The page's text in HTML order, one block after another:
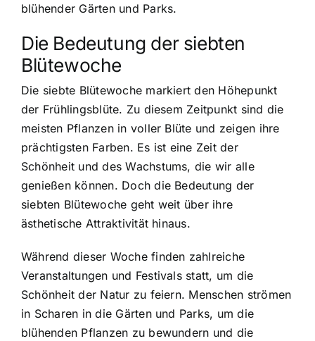
blühender Gärten und Parks.
Die Bedeutung der siebten
Blütewoche
Die siebte Blütewoche markiert den Höhepunkt
der Frühlingsblüte. Zu diesem Zeitpunkt sind die
meisten Pflanzen in voller Blüte und zeigen ihre
prächtigsten Farben. Es ist eine Zeit der
Schönheit und des Wachstums, die wir alle
genießen können. Doch die Bedeutung der
siebten Blütewoche geht weit über ihre
ästhetische Attraktivität hinaus.
Während dieser Woche finden zahlreiche
Veranstaltungen und Festivals statt, um die
Schönheit der Natur zu feiern. Menschen strömen
in Scharen in die Gärten und Parks, um die
blühenden Pflanzen zu bewundern und die